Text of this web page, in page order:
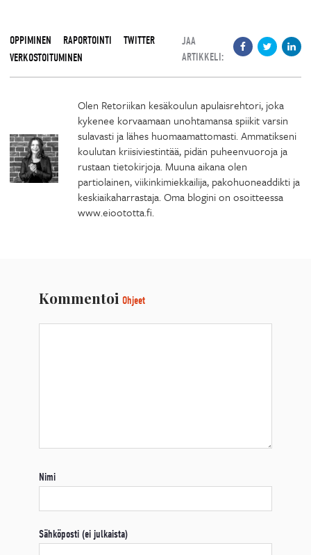
OPPIMINEN RAPORTOINTI
TWITTER
VERKOSTOITUMINEN
JAA
ARTIKKELI:
Olen Retoriikan kesäkoulun apulaisrehtori, joka
kykenee korvaamaan unohtamansa spiikit varsin
sulavasti ja lähes huomaamattomasti. Ammatikseni
koulutan kriisiviestintää, pidän puheenvuoroja ja
rustaan tietokirjoja. Muuna aikana olen
partiolainen, viikinkimiekkailija, pakohuoneaddikti ja
keskiaikaharrastaja. Oma blogini on osoitteessa
www.eioototta.fi.
Kommentoi Ohjeet
Nimi
Sähköposti (ei julkaista)